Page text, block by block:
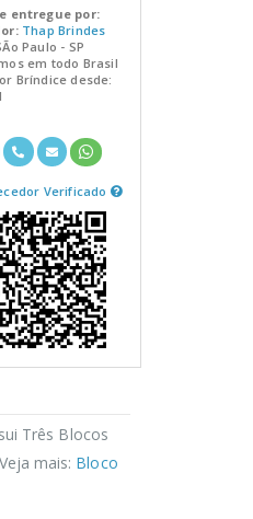
entregue por:
Thap Brindes
Paulo - SP
em todo Brasil
Bríndice desde:
Verificado
Três Blocos
mais: Bloco